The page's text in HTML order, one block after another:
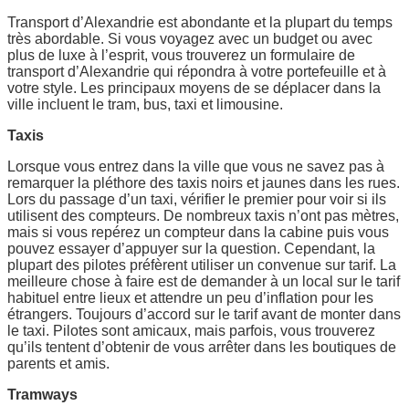
Transport d’Alexandrie est abondante et la plupart du temps
très abordable. Si vous voyagez avec un budget ou avec
plus de luxe à l’esprit, vous trouverez un formulaire de
transport d’Alexandrie qui répondra à votre portefeuille et à
votre style. Les principaux moyens de se déplacer dans la
ville incluent le tram, bus, taxi et limousine.
Taxis
Lorsque vous entrez dans la ville que vous ne savez pas à
remarquer la pléthore des taxis noirs et jaunes dans les rues.
Lors du passage d’un taxi, vérifier le premier pour voir si ils
utilisent des compteurs. De nombreux taxis n’ont pas mètres,
mais si vous repérez un compteur dans la cabine puis vous
pouvez essayer d’appuyer sur la question. Cependant, la
plupart des pilotes préfèrent utiliser un convenue sur tarif. La
meilleure chose à faire est de demander à un local sur le tarif
habituel entre lieux et attendre un peu d’inflation pour les
étrangers. Toujours d’accord sur le tarif avant de monter dans
le taxi. Pilotes sont amicaux, mais parfois, vous trouverez
qu’ils tentent d’obtenir de vous arrêter dans les boutiques de
parents et amis.
Tramways